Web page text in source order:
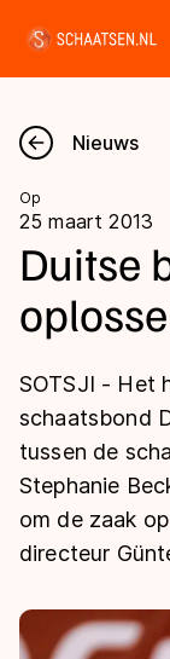
Nieuws
Kalender
Langebaan
Shorttrack
Inlineskaten
Kunstschaatsen
Natuurijs
Uitslagen
Langebaan
Shorttrack
Marathon
Kunstschaatsen
Tijden &
Ranglijsten
Persoonlijke
Historie &
De weg op
Algemene
Nieuws
Op
25 maart 2013
Duitse
SOTSJI - Het
schaatsbond
tussen de
Stephanie
om de zaak
directeur